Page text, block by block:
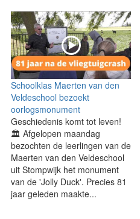
Schoolklas Maerten van den
Veldeschool bezoekt
oorlogsmonument
Geschiedenis komt tot leven!
🏛️ Afgelopen maandag
bezochten de leerlingen van de
Maerten van den Veldeschool
uit Stompwijk het monument
van de 'Jolly Duck'. Precies 81
jaar geleden maakte...